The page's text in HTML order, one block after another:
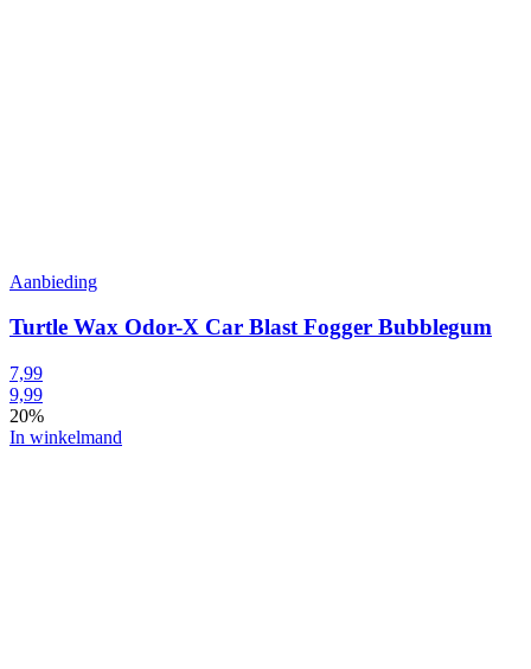
Aanbieding
Turtle Wax Odor-X Car Blast Fogger Bubblegum
7,99
9,99
20%
In winkelmand